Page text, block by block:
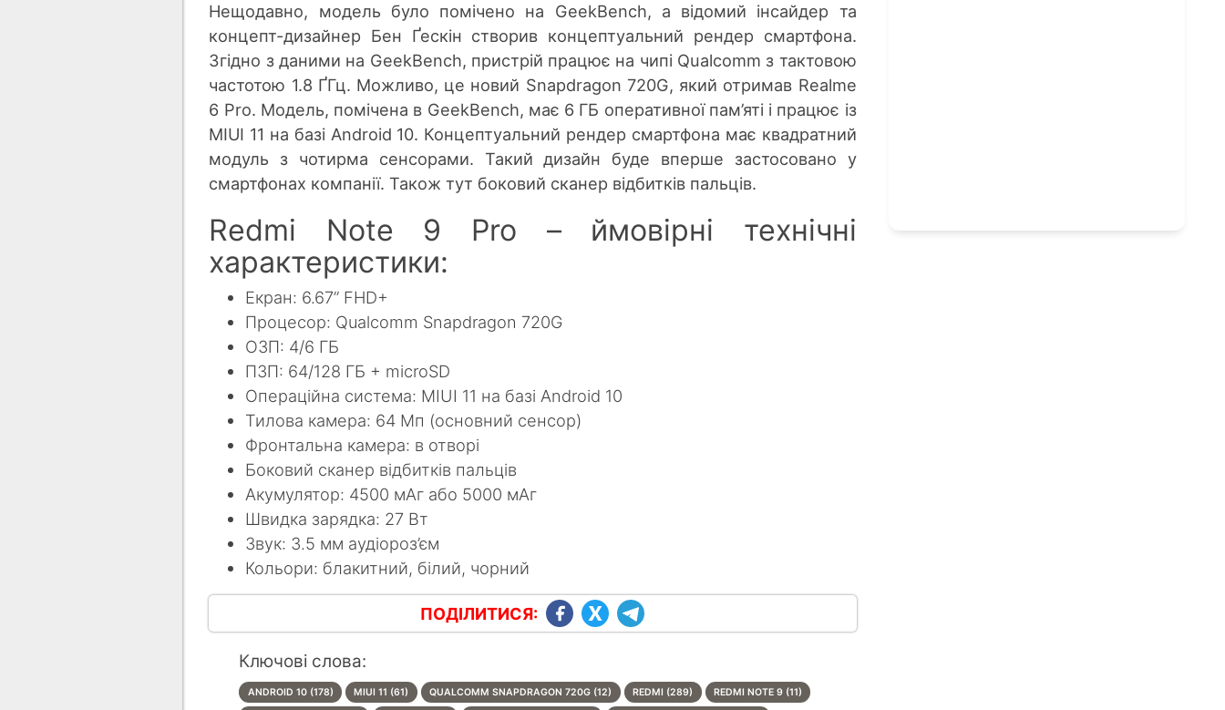
Нещодавно, модель було помічено на GeekBench, а відомий інсайдер та
концепт-дизайнер Бен Ґескін створив концептуальний рендер смартфона.
Згідно з даними на GeekBench, пристрій працює на чипі Qualcomm з тактовою
частотою 1.8 ҐГц. Можливо, це новий Snapdragon 720G, який отримав Realme
6 Pro. Модель, помічена в GeekBench, має 6 ГБ оперативної пам’яті і працює із
MIUI 11 на базі Android 10. Концептуальний рендер смартфона має квадратний
модуль з чотирма сенсорами. Такий дизайн буде вперше застосовано у
смартфонах компанії. Також тут боковий сканер відбитків пальців.
Redmi Note 9 Pro – ймовірні технічні
характеристики:
Екран: 6.67” FHD+
Процесор: Qualcomm Snapdragon 720G
ОЗП: 4/6 ГБ
ПЗП: 64/128 ГБ + microSD
Операційна система: MIUI 11 на базі Android 10
Тилова камера: 64 Мп (основний сенсор)
Фронтальна камера: в отворі
Боковий сканер відбитків пальців
Акумулятор: 4500 мАг або 5000 мАг
Швидка зарядка: 27 Вт
Звук: 3.5 мм аудіороз’єм
Кольори: блакитний, білий, чорний
ПОДІЛИТИСЯ:
Ключові слова:
ANDROID 10 (178) MIUI 11 (61) QUALCOMM SNAPDRAGON 720G (12) REDMI (289) REDMI NOTE 9 (11)